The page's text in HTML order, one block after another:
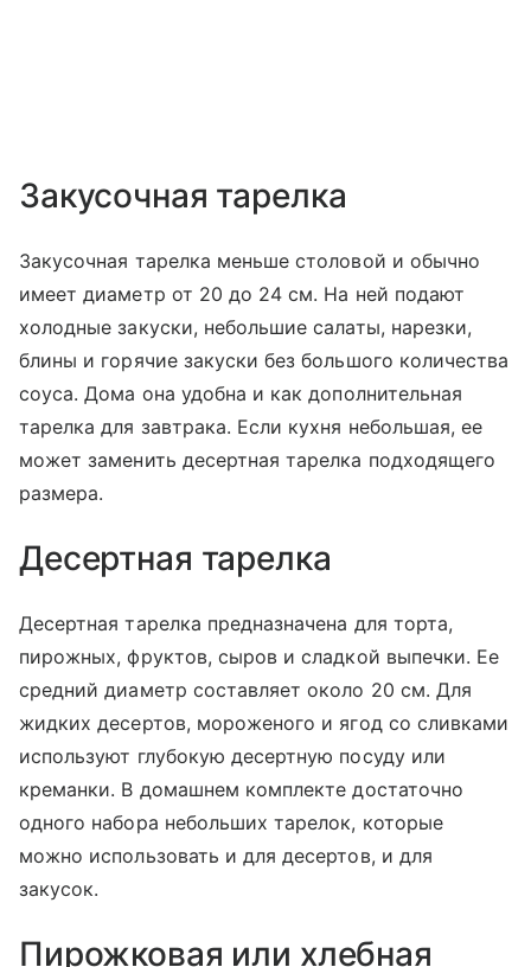
Закусочная тарелка
Закусочная тарелка меньше столовой и обычно
имеет диаметр от 20 до 24 см. На ней подают
холодные закуски, небольшие салаты, нарезки,
блины и горячие закуски без большого количества
соуса. Дома она удобна и как дополнительная
тарелка для завтрака. Если кухня небольшая, ее
может заменить десертная тарелка подходящего
размера.
Десертная тарелка
Десертная тарелка предназначена для торта,
пирожных, фруктов, сыров и сладкой выпечки. Ее
средний диаметр составляет около 20 см. Для
жидких десертов, мороженого и ягод со сливками
используют глубокую десертную посуду или
креманки. В домашнем комплекте достаточно
одного набора небольших тарелок, которые
можно использовать и для десертов, и для
закусок.
Пирожковая или хлебная